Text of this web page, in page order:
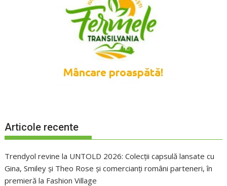
Articole recente
Trendyol revine la UNTOLD 2026: Colecții capsulă lansate cu
Gina, Smiley și Theo Rose și comercianți români parteneri, în
premieră la Fashion Village